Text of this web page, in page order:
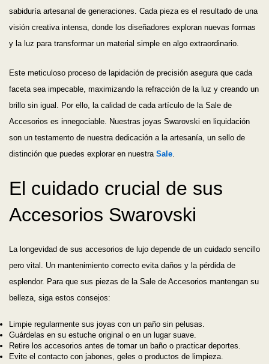
sabiduría artesanal de generaciones. Cada pieza es el resultado de una
visión creativa intensa, donde los diseñadores exploran nuevas formas
y la luz para transformar un material simple en algo extraordinario.
Este meticuloso proceso de lapidación de precisión asegura que cada
faceta sea impecable, maximizando la refracción de la luz y creando un
brillo sin igual. Por ello, la calidad de cada artículo de la Sale de
Accesorios es innegociable. Nuestras joyas Swarovski en liquidación
son un testamento de nuestra dedicación a la artesanía, un sello de
distinción que puedes explorar en nuestra Sale
El cuidado crucial de sus
Accesorios Swarovski
La longevidad de sus accesorios de lujo depende de un cuidado sencillo
pero vital. Un mantenimiento correcto evita daños y la pérdida de
esplendor. Para que sus piezas de la Sale de Accesorios mantengan su
belleza, siga estos consejos:
Limpie regularmente sus joyas con un paño sin pelusas.
Guárdelas en su estuche original o en un lugar suave.
Retire los accesorios antes de tomar un baño o practicar deportes.
Evite el contacto con jabones, geles o productos de limpieza.